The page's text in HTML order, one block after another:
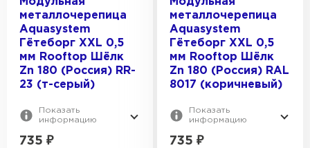
металлочерепица
Aquasystem
Гётеборг XXL 0,5
мм Rooftop Шёлк
Zn 180 (Россия) RR-
23 (т-серый)
Показать
информацию
735 ₽
металлочерепица
Aquasystem
Гётеборг XXL 0,5
мм Rooftop Шёлк
Zn 180 (Россия) RAL
8017 (коричневый)
Показать
информацию
735 ₽